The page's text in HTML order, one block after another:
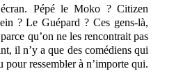
Pépé le Moko ? Citizen
? Le Guépard ? Ces gens-là,
qu’on ne les rencontrait pas
il n’y a que des comédiens qui
pour ressembler à n’importe qui.